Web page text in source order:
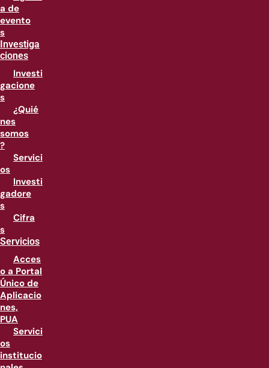
a de
evento
s
Investiga
ciones
Investi
gacione
s
¿Quié
nes
somos
?
Servici
os
Investi
gadore
s
Cifra
s
Servicios
Acces
o a Portal
Único de
Aplicacio
nes,
PUA
Servici
os
institucio